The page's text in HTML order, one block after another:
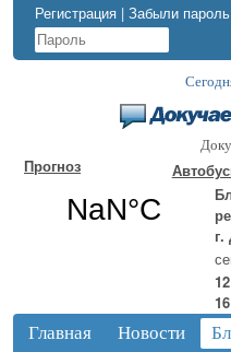
Регистрация | Забыли
Прогноз
Главная Новости